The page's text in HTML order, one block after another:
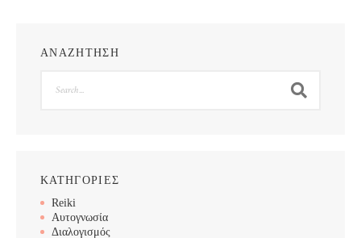
ΑΝΑΖΗΤΗΣΗ
ΚΑΤΗΓΟΡΙΕΣ
Reiki
Αυτογνωσία
Διαλογισμός